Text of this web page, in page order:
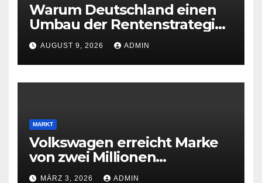
Warum Deutschland einen
Umbau der Rentenstrategie
braucht
AUGUST 9, 2026 ADMIN
MARKT
Volkswagen erreicht Marke
von zwei Millionen
Elektroautos
MÄRZ 3, 2026 ADMIN